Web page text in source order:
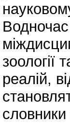
Водночас
зоології
реалій,
словники